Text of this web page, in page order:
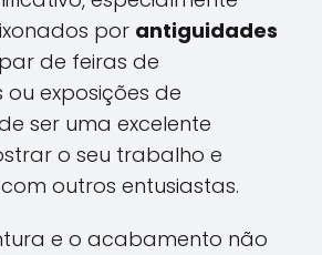
por antiguidades
de feiras de
exposições de
ser uma excelente
o seu trabalho e
outros entusiastas.
e o acabamento não